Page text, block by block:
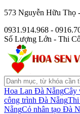
573 Nguyễn Hữu Thọ
0931.914.968 -
Số Lượng Lớn - Thi
Hoa Lan Đà NẵngCây
công trình Đà NẵngThi
NẵngCỏ nhân tạo Đà